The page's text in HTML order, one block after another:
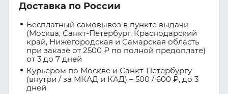
Доставка по России
Бесплатный самовывоз в пункте выдачи
(Москва, Санкт-Петербург, Краснодарский
край, Нижегородская и Самарская область
при заказе от 2500 ₽ по полной предоплате)
от 3 до 7 дней
Курьером по Москве и Санкт-Петербургу
(внутри / за МКАД и КАД) – 500 / 600 ₽, до 3
дней